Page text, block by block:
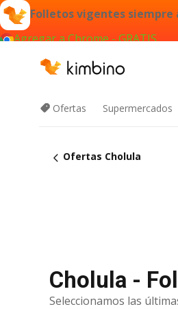
Folletos vigentes siempre
Agregar a Chrome - GRATIS
Ofertas Supermercados
Ofertas Cholula
Cholula -
Seleccionamos las